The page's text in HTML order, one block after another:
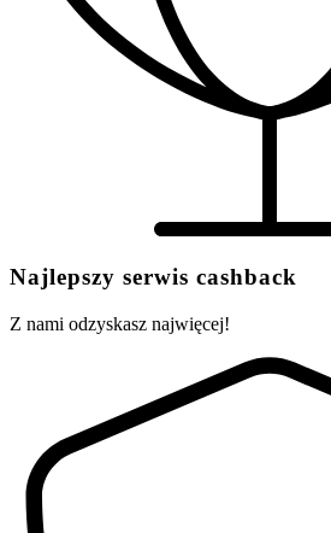
Najlepszy serwis cashback
Z nami odzyskasz najwięcej!